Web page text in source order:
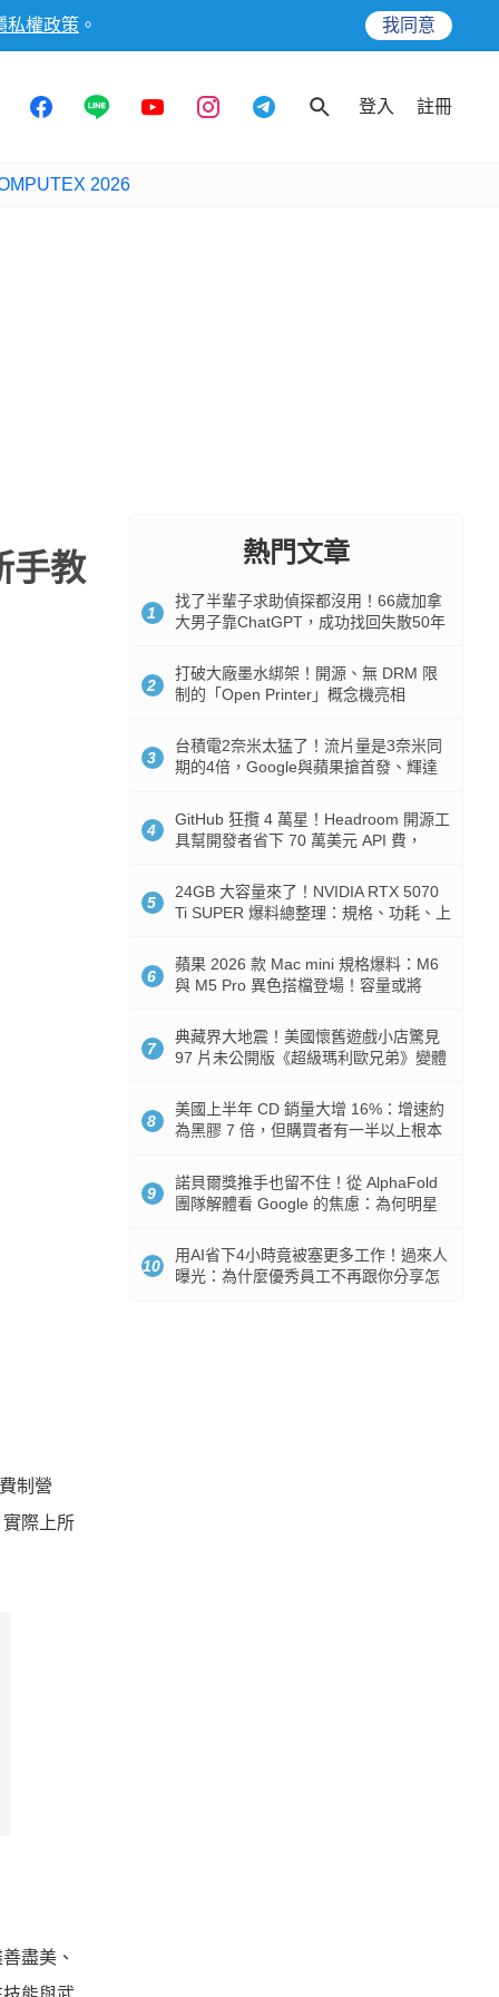
私權政策 。 我同意
登入 註冊
2026
手教
制營
際上所
盡美、
熱門文章
1
找了半輩子求助偵探都沒用！66歲加拿
大男子靠ChatGPT，成功找回失散50年
2
打破大廠墨水綁架！開源、無 DRM 限
制的「Open Printer」概念機亮相
3
台積電2奈米太猛了！流片量是3奈米同
期的4倍，Google與蘋果搶首發、輝達
4
GitHub 狂攬 4 萬星！Headroom 開源工
具幫開發者省下 70 萬美元 API 費，
5
24GB 大容量來了！NVIDIA RTX 5070
Ti SUPER 爆料總整理：規格、功耗、上
6
蘋果 2026 款 Mac mini 規格爆料：M6
與 M5 Pro 異色搭檔登場！容量或將
7
典藏界大地震！美國懷舊遊戲小店驚見
97 片未公開版《超級瑪利歐兄弟》變體
8
美國上半年 CD 銷量大增 16%：增速約
為黑膠 7 倍，但購買者有一半以上根本
9
諾貝爾獎推手也留不住！從 AlphaFold
團隊解體看 Google 的焦慮：為何明星
10
用AI省下4小時竟被塞更多工作！過來人
曝光：為什麼優秀員工不再跟你分享怎